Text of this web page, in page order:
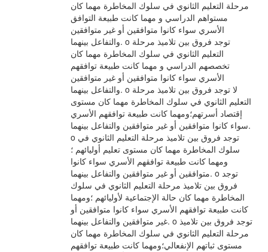
مرحلة التعليم الثانوي في سلوك المخاطرة مهما كان
مستواهم الدراسي و مهما كانت طبيعة التوافق
الأسري سواء كانوا متوافقين أو غير متوافقين
والتفاعل بينهما. o توجد فروق بين تلاميذ مرحلة
التعليم الثانوي في سلوك المخاطرة مهما كان
تخصصهم الدراسي و مهما كانت طبيعة توافقهم
الأسري سواء كانوا متوافقين أو غير متوافقين
والتفاعل بينهما. o لا توجد فروق بين تلاميذ مرحلة
التعليم الثانوي في سلوك المخاطرة مهما كان مستوى
إقتصاد أسرتهم؛ومهما كانت طبيعة توافقهم الأسري
سواء كانوا متوافقين أو غير متوافقين والتفاعل بينهما.
o توجد فروق بين تلاميذ مرحلة التعليم الثانوي في
سلوك المخاطرة مهما كان مستوى تعليم أوليائهم ؛
ومهما كانت طبيعة توافقهم الأسري سواء كانوا
متوافقين أو غير متوافقين والتفاعل بينهما. o توجد
فروق بين تلاميذ مرحلة التعليم الثانوي في سلوك
المخاطرة مهما كان حالة الإجتماعية لأوليائهم ؛ومهما
كانت طبيعة توافقهم الأسري سواء كانوا متوافقين أو
غير متوافقين والتفاعل بينهما. o توجد فروق بين تلاميذ
مرحلة التعليم الثانوي في سلوك المخاطرة مهما كان
مستوى ثباتهم الإنفعالي؛ومهما كانت طبيعة توافقهم